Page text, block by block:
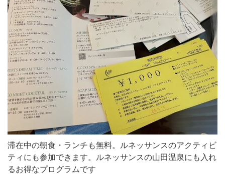
滞在中の朝食・ランチも無料。ルネッサンスのアクティビ
ティにも参加できます。ルネッサンスの山田温泉にも入れ
るお得なプログラムです